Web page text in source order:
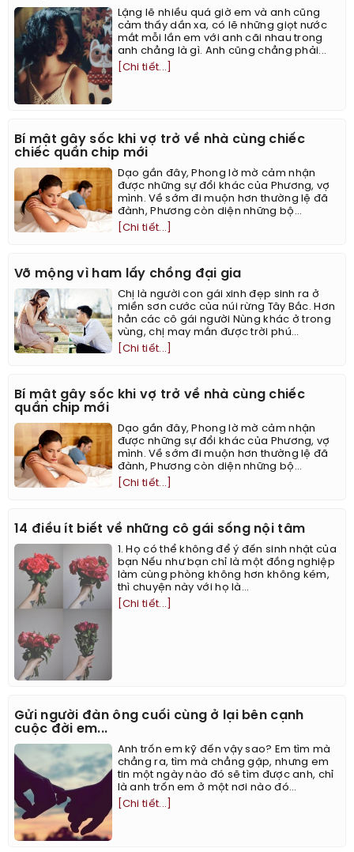
Lặng lẽ nhiều quá giờ em và anh cũng
cảm thấy dần xa, có lẽ những giọt nước
mắt mỗi lần em với anh cãi nhau trong
anh chẳng là gì. Anh cũng chẳng phải...
[Chi tiết...]
Bí mật gây sốc khi vợ trở về nhà cùng chiếc
chiếc quần chip mới
Dạo gần đây, Phong lờ mờ cảm nhận
được những sự đổi khác của Phương, vợ
mình. Về sớm đi muộn hơn thường lệ đã
đành, Phương còn diện những bộ...
[Chi tiết...]
Vỡ mộng vì ham lấy chồng đại gia
Chị là người con gái xinh đẹp sinh ra ở
miền sơn cước của núi rừng Tây Bắc. Hơn
hẳn các cô gái người Nùng khác ở trong
vùng, chị may mắn được trời phú...
[Chi tiết...]
Bí mật gây sốc khi vợ trở về nhà cùng chiếc
quần chip mới
Dạo gần đây, Phong lờ mờ cảm nhận
được những sự đổi khác của Phương, vợ
mình. Về sớm đi muộn hơn thường lệ đã
đành, Phương còn diện những bộ...
[Chi tiết...]
14 điều ít biết về những cô gái sống nội tâm
1. Họ có thể không để ý đến sinh nhật của
bạn Nếu như bạn chỉ là một đồng nghiệp
làm cùng phòng không hơn không kém,
thì chuyện này với họ là...
[Chi tiết...]
Gửi người đàn ông cuối cùng ở lại bên cạnh
cuộc đời em...
Anh trốn em kỹ đến vậy sao? Em tìm mà
chẳng ra, tìm mà chẳng gặp, nhưng em
tin một ngày nào đó sẽ tìm được anh, chỉ
là anh trốn em ở một nơi nào đó...
[Chi tiết...]